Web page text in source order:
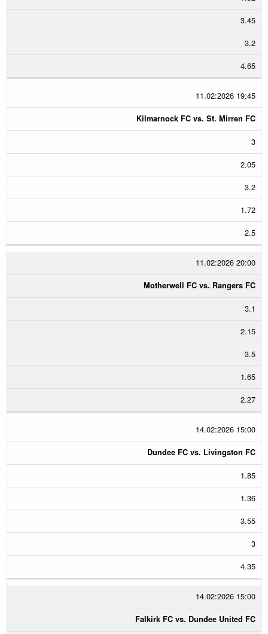
3.45
3.2
4.65
11.02:2026 19:45
Kilmarnock FC vs. St. Mirren FC
3
2.05
3.2
1.72
2.5
11.02:2026 20:00
Motherwell FC vs. Rangers FC
3.1
2.15
3.5
1.65
2.27
14.02:2026 15:00
Dundee FC vs. Livingston FC
1.85
1.36
3.55
3
4.35
14.02:2026 15:00
Falkirk FC vs. Dundee United FC